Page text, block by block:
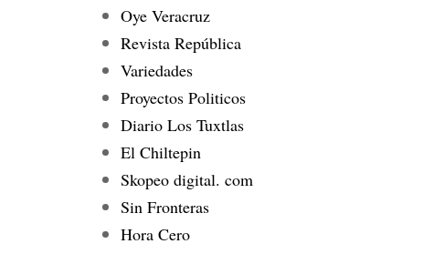
Oye Veracruz
Revista República
Variedades
Proyectos Politicos
Diario Los Tuxtlas
El Chiltepin
Skopeo digital. com
Sin Fronteras
Hora Cero